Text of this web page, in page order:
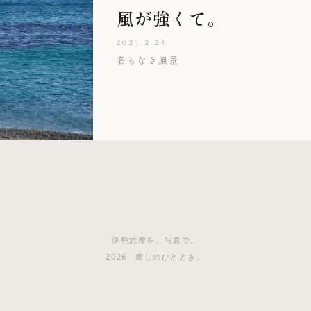
風が強くて。
2021.2.24
名もなき風景
伊勢志摩を、写真で。
2026 癒しのひととき。